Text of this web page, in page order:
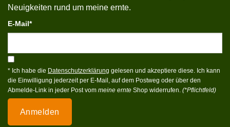
Neuigkeiten rund um meine ernte.
E-Mail*
* Ich habe die Datenschutzerklärung gelesen und akzeptiere diese. Ich kann
die Einwilligung jederzeit per E-Mail, auf dem Postweg oder über den
Abmelde-Link in jeder Post vom meine ernte Shop widerrufen. (*Pflichtfeld)
Anmelden